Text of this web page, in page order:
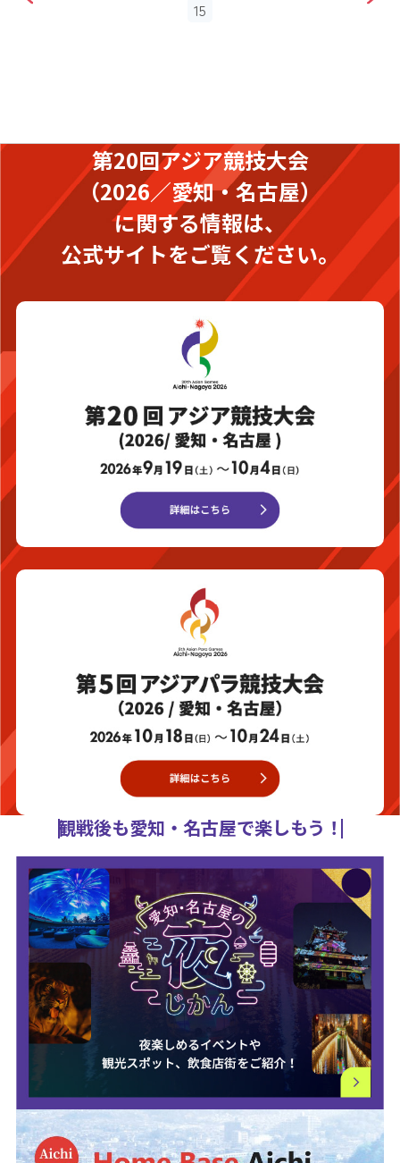
15
第20回アジア競技大会
（2026／愛知・名古屋）
に関する情報は、
公式サイトをご覧ください。
観戦後も愛知・名古屋で楽しもう！